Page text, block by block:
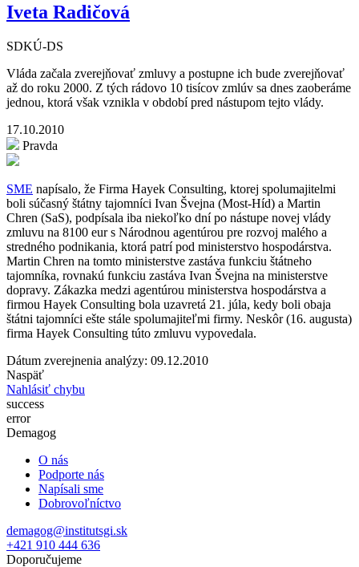
Iveta Radičová
SDKÚ-DS
Vláda začala zverejňovať zmluvy a postupne ich bude zverejňovať
až do roku 2000. Z tých rádovo 10 tisícov zmlúv sa dnes zaoberáme
jednou, ktorá však vznikla v období pred nástupom tejto vlády.
17.10.2010
Pravda
SME napísalo, že Firma Hayek Consulting, ktorej spolumajitelmi
boli súčasný štátny tajomníci Ivan Švejna (Most-Híd) a Martin
Chren (SaS), podpísala iba niekoľko dní po nástupe novej vlády
zmluvu na 8100 eur s Národnou agentúrou pre rozvoj malého a
stredného podnikania, ktorá patrí pod ministerstvo hospodárstva.
Martin Chren na tomto ministerstve zastáva funkciu štátneho
tajomníka, rovnakú funkciu zastáva Ivan Švejna na ministerstve
dopravy. Zákazka medzi agentúrou ministerstva hospodárstva a
firmou Hayek Consulting bola uzavretá 21. júla, kedy boli obaja
štátni tajomníci ešte stále spolumajiteľmi firmy. Neskôr (16. augusta)
firma Hayek Consulting túto zmluvu vypovedala.
Dátum zverejnenia analýzy: 09.12.2010
Naspäť
Nahlásiť chybu
success
error
Demagog
O nás
Podporte nás
Napísali sme
Dobrovoľníctvo
demagog@institutsgi.sk
+421 910 444 636
Doporučujeme